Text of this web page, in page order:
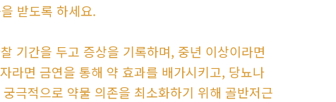
받도록 하세요.
기간을 두고 증상을 기록하며, 중년 이상이라면
라면 금연을 통해 약 효과를 배가시키고, 당뇨나
극적으로 약물 의존을 최소화하기 위해 골반저근